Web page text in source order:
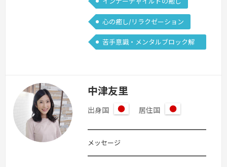
心の癒し/リラクゼーション
苦手意識・メンタルブロック解
中津友里
出身国
本
居住国
本
━━━━━━━━━━━━━━━━━━━━■
メッセージ
━━━━━━━━━━━━━━━━━━━━